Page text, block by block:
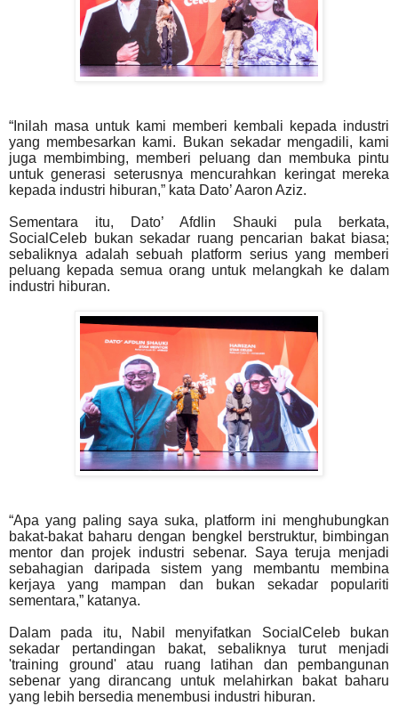
“Inilah masa untuk kami memberi kembali kepada industri
yang membesarkan kami. Bukan sekadar mengadili, kami
juga membimbing, memberi peluang dan membuka pintu
untuk generasi seterusnya mencurahkan keringat mereka
kepada industri hiburan,” kata Dato’ Aaron Aziz.
Sementara itu, Dato’ Afdlin Shauki pula berkata,
SocialCeleb bukan sekadar ruang pencarian bakat biasa;
sebaliknya adalah sebuah platform serius yang memberi
peluang kepada semua orang untuk melangkah ke dalam
industri hiburan.
“Apa yang paling saya suka, platform ini menghubungkan
bakat-bakat baharu dengan bengkel
berstruktur, bimbingan
mentor dan projek industri sebenar. Saya teruja menjadi
sebahagian daripada
sistem yang membantu membina
kerjaya yang mampan dan bukan sekadar populariti
sementara,” katanya.
Dalam pada itu, Nabil menyifatkan SocialCeleb bukan
sekadar pertandingan bakat, sebaliknya turut
menjadi
'training ground' atau ruang latihan dan pembangunan
sebenar yang dirancang untuk
melahirkan bakat baharu
yang lebih bersedia menembusi industri hiburan.